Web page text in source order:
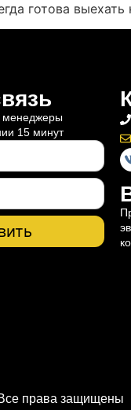
готова
менеджеры
15 минут
права защищены